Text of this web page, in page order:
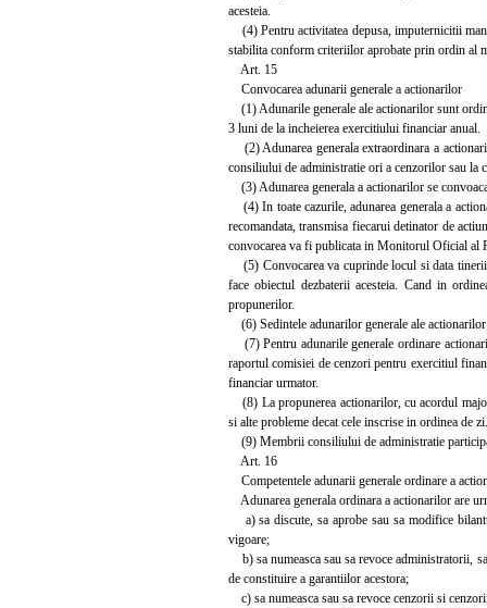
acesteia.
(4) Pentru activitatea depusa, imputernicitii
stabilita conform criteriilor aprobate prin ordin al
Art. 15
Convocarea adunarii generale a actionarilor
(1) Adunarile generale ale actionarilor sunt
3 luni de la incheierea exercitiului financiar anual.
(2) Adunarea generala extraordinara a
consiliului de administratie ori a cenzorilor sau la
(3) Adunarea generala a actionarilor se
(4) In toate cazurile, adunarea generala a
recomandata, transmisa fiecarui detinator de
convocarea va fi publicata in Monitorul Oficial al
(5) Convocarea va cuprinde locul si data
face obiectul dezbaterii acesteia. Cand in
propunerilor.
(6) Sedintele adunarilor generale ale
(7) Pentru adunarile generale ordinare
raportul comisiei de cenzori pentru exercitiul
financiar urmator.
(8) La propunerea actionarilor, cu acordul
si alte probleme decat cele inscrise in ordinea de zi.
(9) Membrii consiliului de administratie
Art. 16
Competentele adunarii generale ordinare a
Adunarea generala ordinara a actionarilor are
a) sa discute, sa aprobe sau sa modifice
vigoare;
b) sa numeasca sau sa revoce administratorii,
de constituire a garantiilor acestora;
c) sa numeasca sau sa revoce cenzorii si